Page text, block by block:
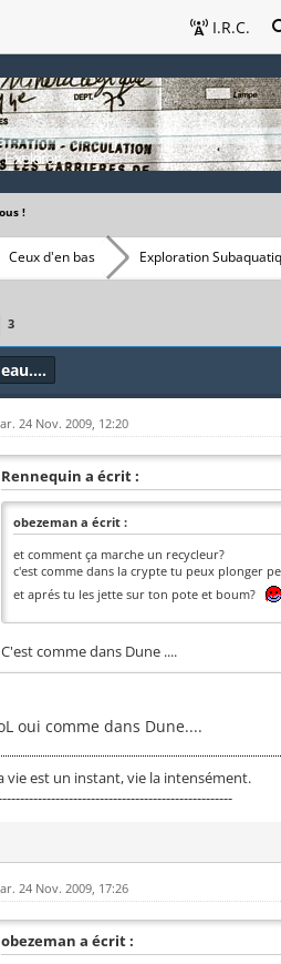
I.R.C.
!
Ceux d'en bas Exploration
3
24 Nov. 2009, 12:20
Rennequin a écrit :
obezeman a écrit :
et comment ça marche un recycleur?
c'est comme dans la crypte tu peux plonger
et aprés tu les jette sur ton pote et boum?
C'est comme dans Dune ....
oui comme dans Dune....
vie est un instant, vie la intensément.
24 Nov. 2009, 17:26
obezeman a écrit :